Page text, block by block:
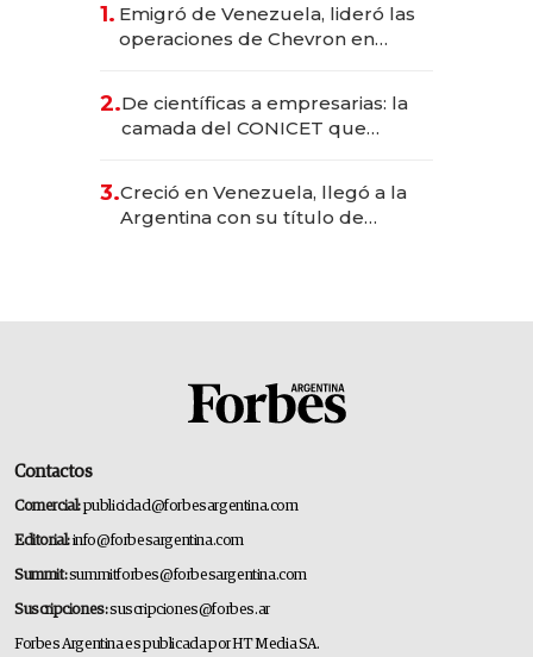
1. Emigró de Venezuela, lideró las
operaciones de Chevron en
2.De científicas a empresarias: la
camada del CONICET que
3.Creció en Venezuela, llegó a la
Argentina con su título de
Contactos
Comercial:publicidad@forbesargentina.com
Editorial:info@forbesargentina.com
Summit:summitforbes@forbesargentina.com
Suscripciones:suscripciones@forbes.ar
Forbes Argentina es publicada por HT Media SA.